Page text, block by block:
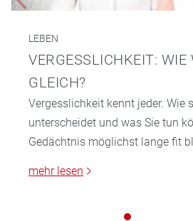
LEBEN
VERGESSLICHKEIT: WIE
GLEICH?
Vergesslichkeit kennt jeder. Wie
unterscheidet und was Sie tun
Gedächtnis möglichst lange fit
mehr lesen